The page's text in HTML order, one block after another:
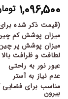
۱,۰۹۶,۵۰۰
(قیمت ذکر شده
میزان پوشش کم چین: ۱۰۰ سانتی متر از عرض پنجره به ازای
میزان پوشش پر چین: ۵۰ سانتی متر از عرض پنجره به ازای
لطافت و ظرافت بالا
عبور نور به راحتی
عدم نیاز به آستر
مناسب برای فضایی
بیرون